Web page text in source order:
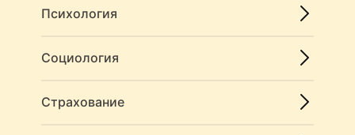
Психология
Социология
Страхование